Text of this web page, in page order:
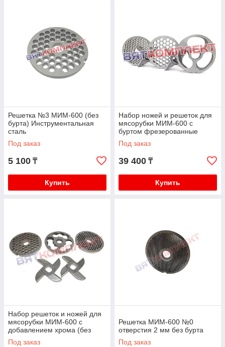
Решетка №3 МИМ-600 (без
бурта) Инструментальная
сталь
Под заказ
5 100 ₸
Купить
Набор ножей и решеток для
мясорубки МИМ-600 с
буртом фрезерованные
(Инструментальная сталь)
Под заказ
39 400 ₸
Купить
Набор решеток и ножей для
мясорубки МИМ-600 с
добавлением хрома (без
бурта)
Под заказ
Решетка МИМ-600 №0
отверстия 2 мм без бурта
Под заказ